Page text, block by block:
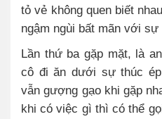
tỏ vẻ không quen biết
ngậm ngùi bất mãn với
Lần thứ ba gặp mặt, là
cô đi ăn dưới sự thúc
vẫn gượng gạo khi gặp
khi có việc gì thì có thể